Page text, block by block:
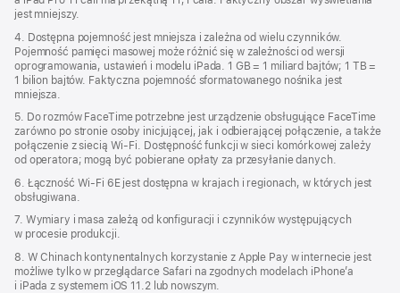
jest mniejszy.
4. Dostępna pojemność jest mniejsza i zależna od wielu czynników.
Pojemność pamięci masowej może różnić się w zależności od wersji
oprogramowania, ustawień i modelu iPada. 1 GB = 1 miliard bajtów; 1 TB =
1 bilion bajtów. Faktyczna pojemność sformatowanego nośnika jest
mniejsza.
5. Do rozmów FaceTime potrzebne jest urządzenie obsługujące FaceTime
zarówno po stronie osoby inicjującej, jak i odbierającej połączenie, a także
połączenie z siecią Wi‑Fi. Dostępność funkcji w sieci komórkowej zależy
od operatora; mogą być pobierane opłaty za przesyłanie danych.
6. Łączność Wi‑Fi 6E jest dostępna w krajach i regionach, w których jest
obsługiwana.
7. Wymiary i masa zależą od konfiguracji i czynników występujących
w procesie produkcji.
8. W Chinach kontynentalnych korzystanie z Apple Pay w internecie jest
możliwe tylko w przeglądarce Safari na zgodnych modelach iPhone’a
i iPada z systemem iOS 11.2 lub nowszym.